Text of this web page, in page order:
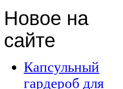
Новое на
сайте
Капсульный
гардероб для